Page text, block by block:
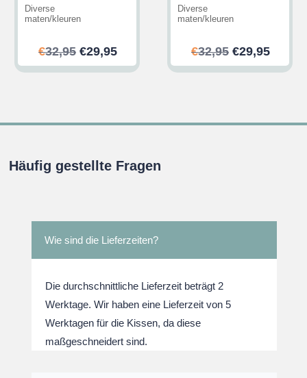
Diverse
maten/kleuren
€32,95 Ursprünglicher
Preis
€29,95Aktueller
Preis
Diverse
maten/kleuren
€32,95
Preis
€29,95
Preis
Häufig gestellte Fragen
Wie sind die Lieferzeiten?
Die durchschnittliche Lieferzeit beträgt 2
Werktage. Wir haben eine Lieferzeit von 5
Werktagen für die Kissen, da diese
maßgeschneidert sind.